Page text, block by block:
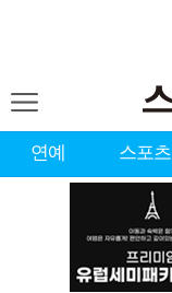
연예 스포츠